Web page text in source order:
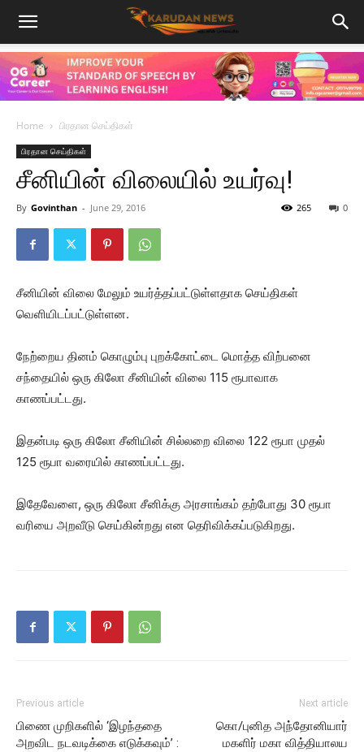
Home பிரதான செய்திகள்
பிரதான செய்திகள்
சீனியின் விலையில் உயர்வு!
By Govinthan - June 29, 2016 0
265
சீனியின் விலை மேலும் உயர்த்தப்பட்டுள்ளதாக செய்திகள்
வெளியிடப்பட்டுள்ளன.
நேற்றைய தினம் கொழும்பு புறக்கோட்டை மொத்த விற்பனை
சந்தையில் ஒரு கிலோ சீனியின் விலை 115 ரூபாவாக
காணப்பட்டது.
இதன்படி ஒரு கிலோ சீனியின் சில்லறை விலை 122 ரூபா முதல்
125 ரூபா வரையில் காணப்பட்டது.
இதேவேளை, ஒரு கிலோ சீனிக்கு அரசாங்கம் தற்போது 30 ரூபா
வரியை அறவீடு செய்கின்றது என தெரிவிக்கப்படுகிறது.
Previous article
பிணை முறிகளில் ‘இழந்ததை
அறவிட நடவடிக்கை எடுக்கவும்’ :
Next article
கொ/புனித அந்தோனியார்
மகளிர் மகா வித்தியாலய